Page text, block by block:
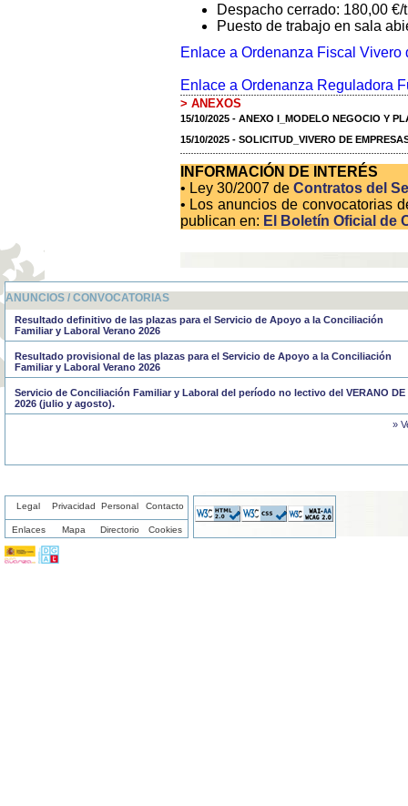
Despacho cerrado: 180,00 €/
Puesto de trabajo en sala
Enlace a Ordenanza Fiscal Vivero
Enlace a Ordenanza Reguladora
> ANEXOS
15/10/2025 - ANEXO I_MODELO NEGOCIO Y
15/10/2025 - SOLICITUD_VIVERO DE
INFORMACIÓN DE INTERÉS
• Ley 30/2007 deContratos del
• Los anuncios de convocatorias
publican en: El Boletín Oficial de
ANUNCIOS / CONVOCATORIAS
Resultado definitivo de las plazas para el Servicio de Apoyo a la Conciliación
Familiar y Laboral Verano 2026
Resultado provisional de las plazas para el Servicio de Apoyo a la Conciliación
Familiar y Laboral Verano 2026
Servicio de Conciliación Familiar y Laboral del período no lectivo del VERANO DE
2026 (julio y agosto).
»
Legal Privacidad Personal Contacto
Enlaces Mapa Directorio Cookies